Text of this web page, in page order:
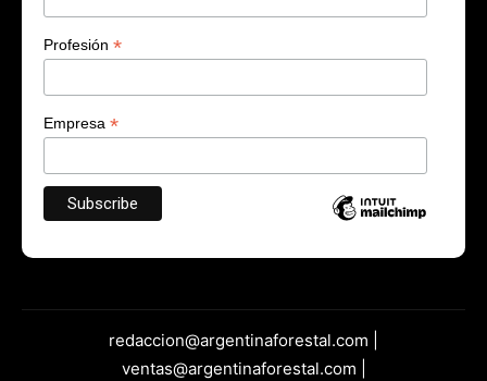
Profesión *
Empresa *
redaccion@argentinaforestal.com |
ventas@argentinaforestal.com |